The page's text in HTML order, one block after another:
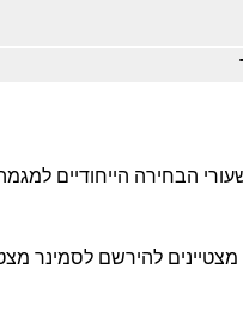
הבחירה הייחודיים למגמה
להירשם לסמינר